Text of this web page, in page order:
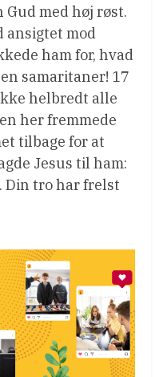
Gud med høj røst.
ansigtet mod
ham for, hvad
samaritaner! 17
helbredt alle
her fremmede
tilbage for at
Jesus til ham:
Din tro har frelst